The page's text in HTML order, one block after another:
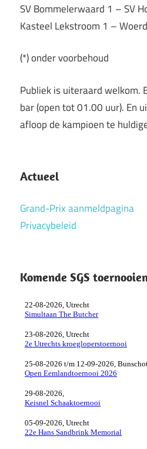
SV Bommelerwaard 1 – SV
Kasteel Lekstroom 1 –
(*) onder voorbehoud
Publiek is uiteraard welkom.
bar (open tot 01.00 uur). En
afloop de kampioen te
Actueel
Grand-Prix aanmeldpagina
Privacybeleid
Komende SGS toernooien